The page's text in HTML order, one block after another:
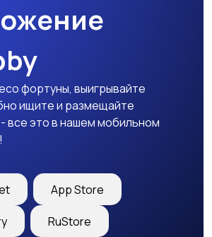
фортуны, выигрывайте
ищите и размещайте
все это в нашем мобильном
App Store
RuStore